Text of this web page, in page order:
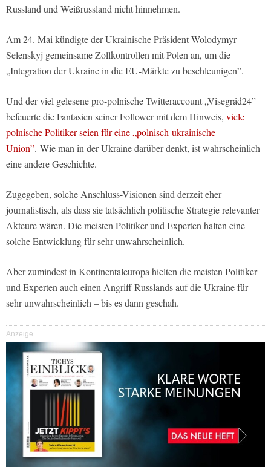
Russland und Weißrussland nicht hinnehmen.
Am 24. Mai kündigte der Ukrainische Präsident Wolodymyr
Selenskyj gemeinsame Zollkontrollen mit Polen an, um die
„Integration der Ukraine in die EU-Märkte zu beschleunigen”.
Und der viel gelesene pro-polnische Twitteraccount „Visegrád24”
befeuerte die Fantasien seiner Follower mit dem Hinweis, viele
polnische Politiker seien für eine „polnisch-ukrainische
Union”. Wie man in der Ukraine darüber denkt, ist wahrscheinlich
eine andere Geschichte.
Zugegeben, solche Anschluss-Visionen sind derzeit eher
journalistisch, als dass sie tatsächlich politische Strategie relevanter
Akteure wären. Die meisten Politiker und Experten halten eine
solche Entwicklung für sehr unwahrscheinlich.
Aber zumindest in Kontinentaleuropa hielten die meisten Politiker
und Experten auch einen Angriff Russlands auf die Ukraine für
sehr unwahrscheinlich – bis es dann geschah.
Anzeige